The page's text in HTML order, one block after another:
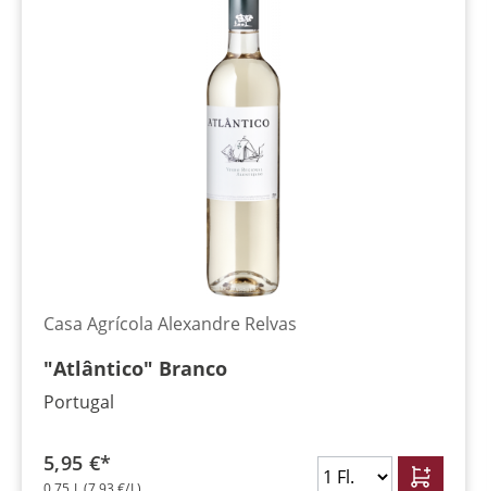
Casa Agrícola Alexandre Relvas
"Atlântico" Branco
Portugal
5,95 €*